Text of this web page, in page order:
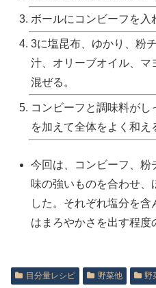
ボールにコンビーフを入
3に塩昆布、ゆかり、粉
汁、オリーブオイル、マ
混ぜる。
コンビーフと調味料が
を加えて全体をよく和え
今回は、コンビーフ、粉
味の強いものを合わせ、
した。それぞれ塩分を
はまろやかさを出す程度
目分量レシピ 野菜他 野